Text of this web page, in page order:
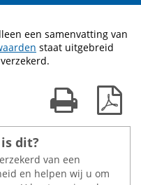
een samenvatting van
staat uitgebreid
Print kaart
dit?
van een
en helpen wij u om